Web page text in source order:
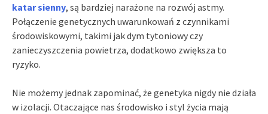
katar sienny, są bardziej narażone na rozwój astmy.
Połączenie genetycznych uwarunkowań z czynnikami
środowiskowymi, takimi jak dym tytoniowy czy
zanieczyszczenia powietrza, dodatkowo zwiększa to
ryzyko.
Nie możemy jednak zapominać, że genetyka nigdy nie działa
w izolacji. Otaczające nas środowisko i styl życia mają